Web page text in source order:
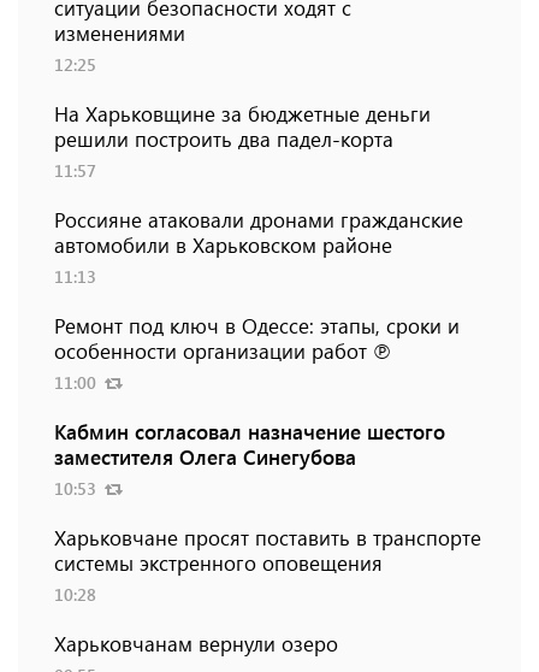
ситуации безопасности ходят с
изменениями
12:25
На Харьковщине за бюджетные деньги
решили построить два падел-корта
11:57
Россияне атаковали дронами гражданские
автомобили в Харьковском районе
11:13
Ремонт под ключ в Одессе: этапы, сроки и
особенности организации работ ℗
11:00
Кабмин согласовал назначение шестого
заместителя Олега Синегубова
10:53
Харьковчане просят поставить в транспорте
системы экстренного оповещения
10:28
Харьковчанам вернули озеро